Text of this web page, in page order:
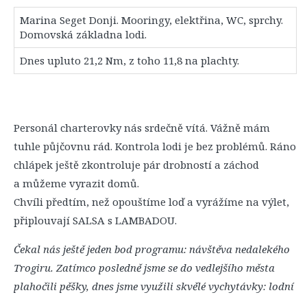
Marina Seget Donji. Mooringy, elektřina, WC, sprchy.
Domovská základna lodi.
Dnes upluto 21,2 Nm, z toho 11,8 na plachty.
Personál charterovky nás srdečně vítá. Vážně mám
tuhle půjčovnu rád. Kontrola lodi je bez problémů. Ráno
chlápek ještě zkontroluje pár drobností a záchod
a můžeme vyrazit domů.
Chvíli předtím, než opouštíme loď a vyrážíme na výlet,
připlouvají SALSA s LAMBADOU.
Čekal nás ještě jeden bod programu: návštěva nedalekého
Trogiru. Zatímco posledně jsme se do vedlejšího města
plahočili pěšky, dnes jsme využili skvělé vychytávky: lodní